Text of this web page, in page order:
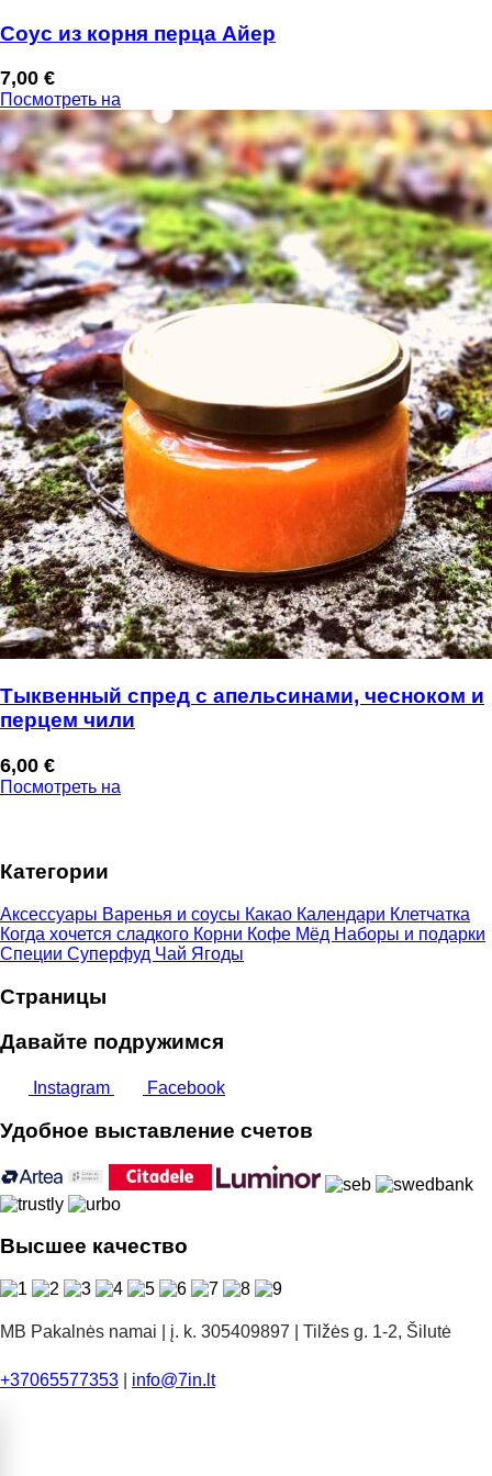
Соус из корня перца Айер
7,00 €
Посмотреть на
Тыквенный спред с апельсинами, чесноком и
перцем чили
6,00 €
Посмотреть на
Категории
Аксессуары Варенья и соусы Какао Календари Клетчатка
Когда хочется сладкого Корни Кофе Мёд Наборы и подарки
Специи Суперфуд Чай Ягоды
Страницы
Давайте подружимся
Instagram Facebook
Удобное выставление счетов
Высшее качество
MB Pakalnės namai | į. k. 305409897 | Tilžės g. 1-2, Šilutė
+37065577353 info@7in.lt